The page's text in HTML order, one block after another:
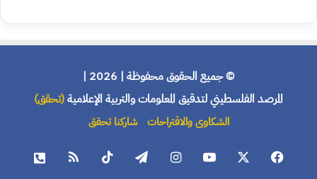
© جميع الحقوق محفوظة | 2026 |
المرصد الفلسطيني لتدقيق المعلومات والتربية الإعلامية(تحقق)
الشكاوى والاقتراحات شاركنا تحقق
فيسبوك يوتيوب انستقرام تيلقرام ‫TikTok ملخص